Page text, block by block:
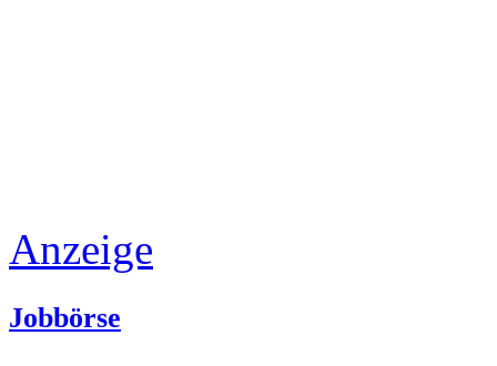
Anzeige
Jobbörse